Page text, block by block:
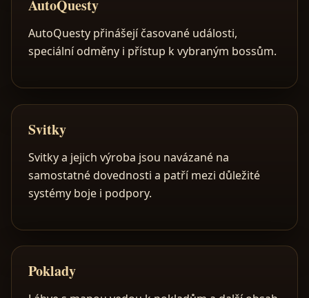
AutoQuesty
AutoQuesty přinášejí časované události,
speciální odměny i přístup k vybraným bossům.
Svitky
Svitky a jejich výroba jsou navázané na
samostatné dovednosti a patří mezi důležité
systémy boje i podpory.
Poklady